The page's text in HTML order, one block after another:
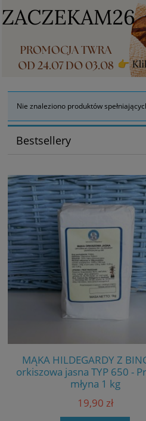
Nie znaleziono produktów
Bestsellery
MĄKA HILDEGARDY Z
orkiszowa jasna TYP 650 -
młyna 1 kg
19,90 zł